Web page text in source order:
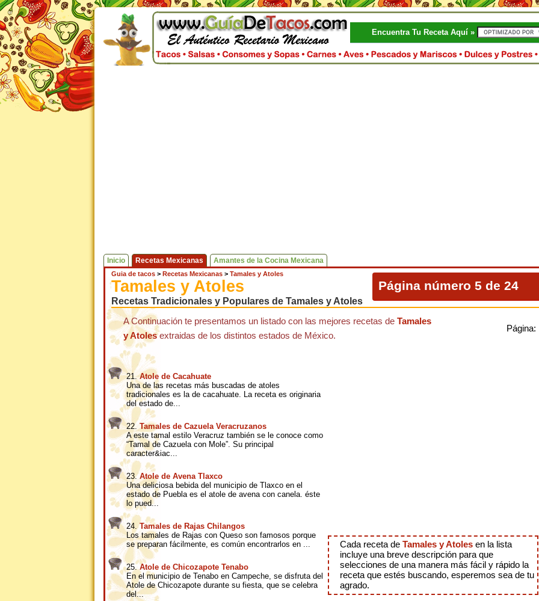
Encuentra Tu Receta Aquí »
Inicio Recetas Mexicanas Amantes de la Cocina Mexicana
Guia de tacos > Recetas Mexicanas > Tamales y Atoles
Tamales y Atoles
Recetas Tradicionales y Populares de Tamales y Atoles
A Continuación te presentamos un listado con las mejores recetas de Tamales
y Atolesextraidas de los distintos estados de México.
Página:
21.Atole de Cacahuate
Una de las recetas más buscadas de atoles
tradicionales es la de cacahuate. La receta es originaria
del estado de...
22.Tamales de Cazuela Veracruzanos
A este tamal estilo Veracruz también se le conoce como
“Tamal de Cazuela con Mole”. Su principal
caracter&iac...
23.Atole de Avena Tlaxco
Una deliciosa bebida del municipio de Tlaxco en el
estado de Puebla es el atole de avena con canela. éste
lo pued...
24.Tamales de Rajas Chilangos
Los tamales de Rajas con Queso son famosos porque
se preparan fácilmente, es común encontrarlos en ...
25.Atole de Chicozapote Tenabo
En el municipio de Tenabo en Campeche, se disfruta del
Atole de Chicozapote durante su fiesta, que se celebra
del...
Página número 5 de 24
Cada receta de Tamales y Atoles en la lista
incluye una breve descripción para que
selecciones de una manera más fácil y rápido la
receta que estés buscando, esperemos sea de tu
agrado.